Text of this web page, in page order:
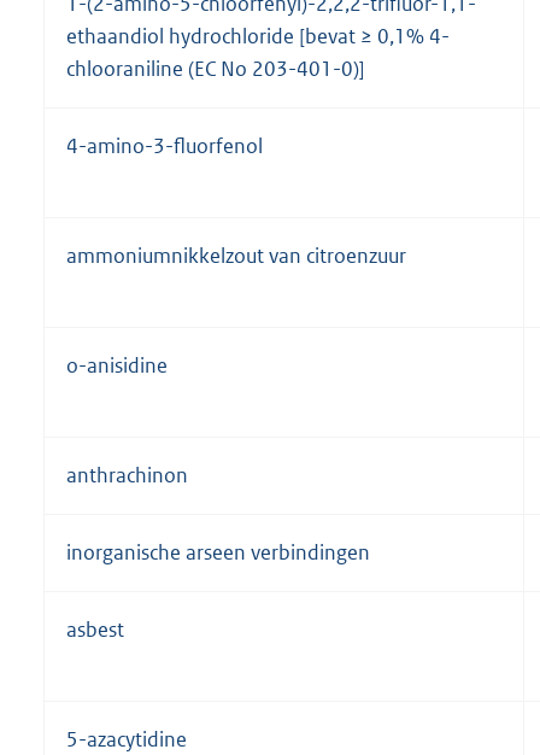
ethaandiol hydrochloride [bevat ≥ 0,1% 4-
chlooraniline (EC No 203-401-0)]
4-amino-3-fluorfenol
ammoniumnikkelzout van citroenzuur
o-anisidine
anthrachinon
inorganische arseen verbindingen
asbest
5-azacytidine